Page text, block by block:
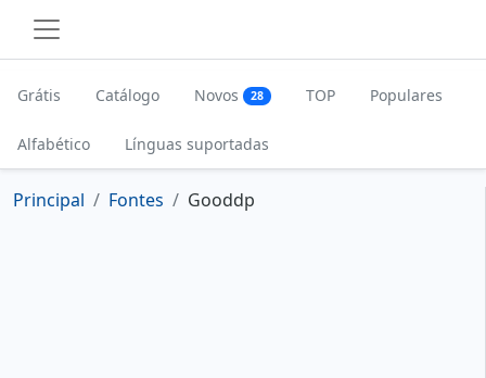
Grátis Catálogo Novos 28 TOP Populares
Alfabético Línguas suportadas
Principal Fontes Gooddp